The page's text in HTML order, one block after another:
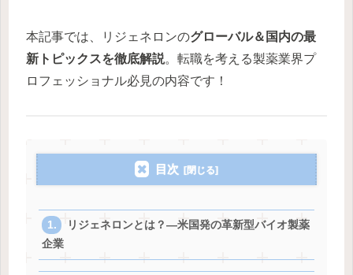
本記事では、リジェネロンのグローバル＆国内の最
新トピックスを徹底解説。転職を考える製薬業界プ
ロフェッショナル必見の内容です！
目次
リジェネロンとは？―米国発の革新型バイオ製薬
企業